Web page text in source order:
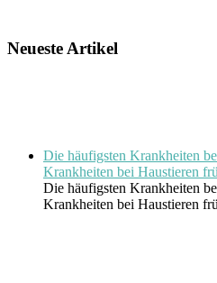
Neueste Artikel
Die häufigsten Krankheiten
Krankheiten bei Haustieren
Die häufigsten Krankheiten
Krankheiten bei Haustieren